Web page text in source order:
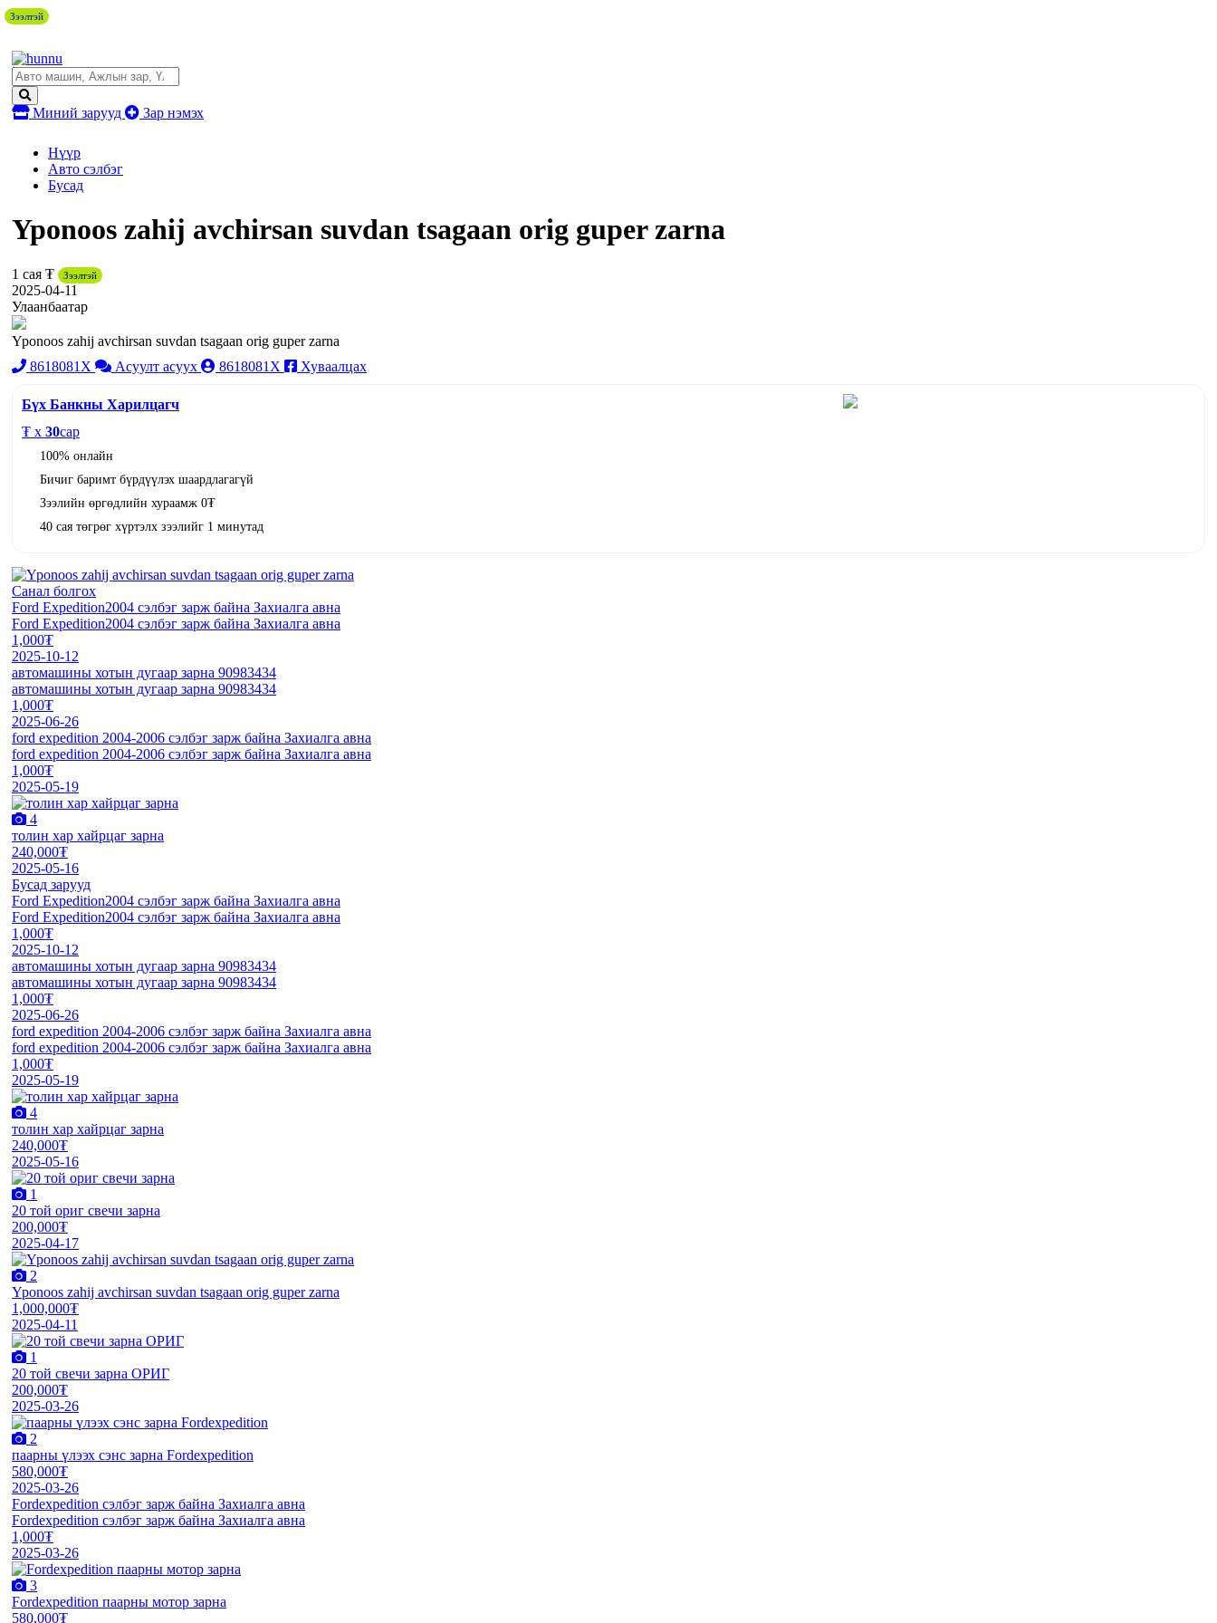
Миний зарууд Зар нэмэх
Нүүр
Авто сэлбэг
Бусад
Yponoos zahij avchirsan suvdan tsagaan orig guper zarna
1 сая ₮ Зээлтэй
2025-04-11
Улаанбаатар
Yponoos zahij avchirsan suvdan tsagaan orig guper zarna
8618081X
Асуулт асуух 8618081X Хуваалцах
Бүх Банкны Харилцагч
₮ x 30сар
100% онлайн
Бичиг баримт бүрдүүлэх шаардлагагүй
Зээлийн өргөдлийн хураамж 0₮
40 сая төгрөг хүртэлх зээлийг 1 минутад
Санал болгох
Ford Expedition2004 сэлбэг зарж байна Захиалга авна
Ford Expedition2004 сэлбэг зарж байна Захиалга авна
1,000₮
2025-10-12
автомашины хотын дугаар зарна 90983434
автомашины хотын дугаар зарна 90983434
1,000₮
2025-06-26
ford expedition 2004-2006 сэлбэг зарж байна Захиалга авна
ford expedition 2004-2006 сэлбэг зарж байна Захиалга авна
1,000₮
2025-05-19
4
толин хар хайрцаг зарна
240,000₮
2025-05-16
Бусад зарууд
Ford Expedition2004 сэлбэг зарж байна Захиалга авна
Ford Expedition2004 сэлбэг зарж байна Захиалга авна
1,000₮
2025-10-12
автомашины хотын дугаар зарна 90983434
автомашины хотын дугаар зарна 90983434
1,000₮
2025-06-26
ford expedition 2004-2006 сэлбэг зарж байна Захиалга авна
ford expedition 2004-2006 сэлбэг зарж байна Захиалга авна
1,000₮
2025-05-19
4
толин хар хайрцаг зарна
240,000₮
2025-05-16
1
20 той ориг свечи зарна
200,000₮
2025-04-17
Зээлтэй
2
Yponoos zahij avchirsan suvdan tsagaan orig guper zarna
1,000,000₮
2025-04-11
1
20 той свечи зарна ОРИГ
200,000₮
2025-03-26
2
паарны үлээх сэнс зарна Fordexpedition
580,000₮
2025-03-26
Fordexpedition сэлбэг зарж байна Захиалга авна
Fordexpedition сэлбэг зарж байна Захиалга авна
1,000₮
2025-03-26
3
Fordexpedition паарны мотор зарна
580,000₮